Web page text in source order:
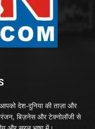
देश-दुनिया की ताज़ा और
बिज़नेस और टेक्नोलॉजी से